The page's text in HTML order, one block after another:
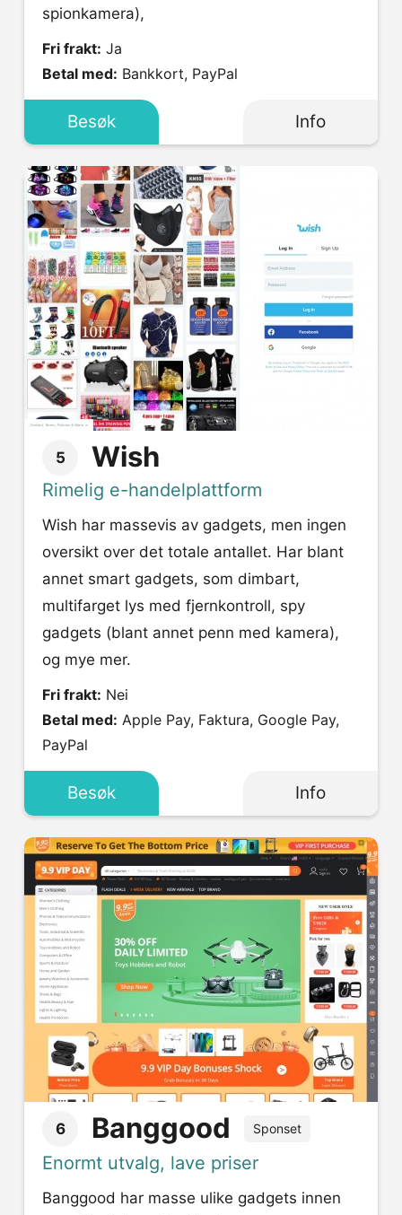
spionkamera),
Fri frakt: Ja
Betal med: Bankkort, PayPal
Besøk Info
5 Wish
Rimelig e-handelplattform
Wish har massevis av gadgets, men ingen
oversikt over det totale antallet. Har blant
annet smart gadgets, som dimbart,
multifarget lys med fjernkontroll, spy
gadgets (blant annet penn med kamera),
og mye mer.
Fri frakt: Nei
Betal med:
PayPal
Besøk Info
6 Banggood Sponset
Enormt utvalg, lave priser
Banggood har masse ulike gadgets innen